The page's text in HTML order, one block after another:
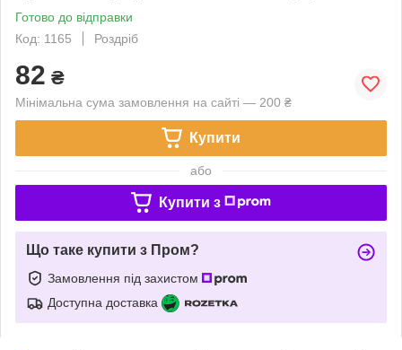
Готово до відправки
Код: 1165
Роздріб
82 ₴
Мінімальна сума замовлення на сайті — 200 ₴
Купити
або
Купити з
Що таке купити з Пром?
Замовлення під захистом
Доступна доставка